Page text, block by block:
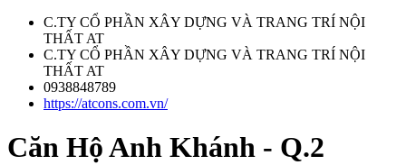
C.TY CỔ PHẦN XÂY DỰNG VÀ TRANG TRÍ NỘI
THẤT AT
C.TY CỔ PHẦN XÂY DỰNG VÀ TRANG TRÍ NỘI
THẤT AT
0938848789
https://atcons.com.vn/
Căn Hộ Anh Khánh - Q.2